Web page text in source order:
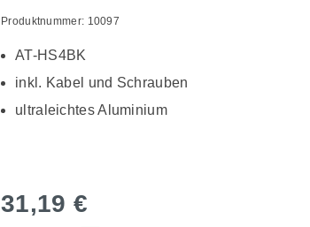
Produktnummer: 10097
AT-HS4BK
inkl. Kabel und Schrauben
ultraleichtes Aluminium
31,19 €